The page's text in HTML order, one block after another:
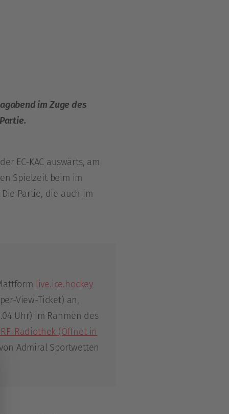
im Zuge des
EC-KAC auswärts, am
Spielzeit beim im
Partie, die auch im
live.ice.hockey
View-Ticket) an,
Uhr) im Rahmen des
Radiothek (Öffnet in
Admiral Sportwetten